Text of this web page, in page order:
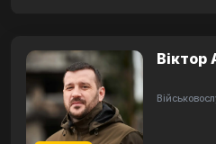
Віктор